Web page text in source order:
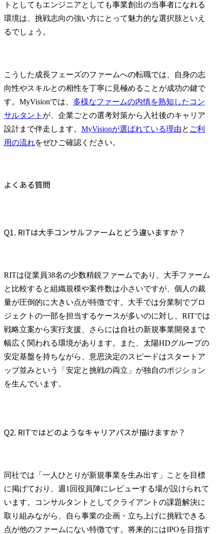
トとしてもエンジニアとしても事業創出の当事者になれる
環境は、挑戦志向の強い方にとって魅力的な選択肢といえ
るでしょう。
こうした成長フェーズのファームへの転職では、自身の志
向性やスキルとの相性を丁寧に見極めることが成功の鍵で
す。MyVisionでは、 多様なファームの内情を熟知したコン
サルタント が、企業ごとの選考対策から入社後のキャリア
設計まで伴走します。 MyVisionが選ばれている理由と ご利
用の流れをぜひご確認ください。
よくある質問
Q1. RITは大手コンサルファームとどう違いますか？
RITは従業員38名の少数精鋭ファームであり、大手ファーム
と比較すると組織規模や案件数は小さいですが、個人の裁
量が圧倒的に大きい点が特徴です。大手では分業制でプロ
ジェクトの一部を担当するケースが多いのに対し、RITでは
戦略立案から実行支援、さらには自社の新規事業開発まで
幅広く関われる環境があります。また、太陽HDグループの
安定基盤を持ちながら、意思決定のスピードはスタートア
ップ並みという「安定と挑戦の両立」が独自のポジション
を生んでいます。
Q2. RITではどのようなキャリアパスが描けますか？
同社では「一人ひとりが新規事業を生み出す」ことを目標
に掲げており、週1回役員陣にレビューする場が設けられて
います。コンサルタントとしてクライアントの課題解決に
取り組みながら、自ら事業の企画・立ち上げに挑戦できる
点が他のファームにない特徴です。将来的にはIPOを目指す